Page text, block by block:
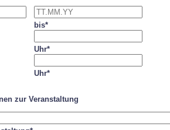
bis*
Uhr*
Uhr*
zur Veranstaltung